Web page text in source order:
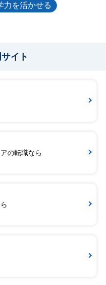
力を活かせる
イト
の転職なら